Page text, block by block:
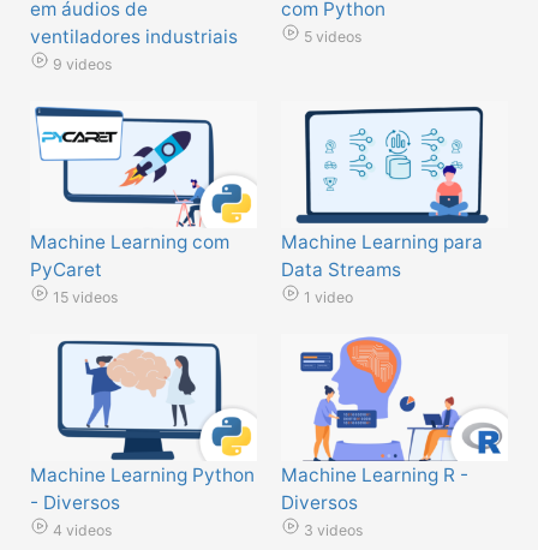
em áudios de
ventiladores industriais
9 videos
com Python
5 videos
Machine Learning com
PyCaret
15 videos
Machine Learning para
Data Streams
1 video
Machine Learning Python
- Diversos
4 videos
Machine Learning R -
Diversos
3 videos